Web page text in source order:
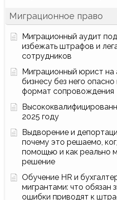
Миграционное право
Миграционный аудит
избежать штрафов и
сотрудников
Миграционный юрист на
бизнесу без него
формат сопровождения
2025 году
Выдворение и
почему это решаемо,
помощью и как реально
решение
Обучение HR и
мигрантами: что обязан
ошибки приводят к